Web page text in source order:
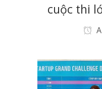
cuộc thi